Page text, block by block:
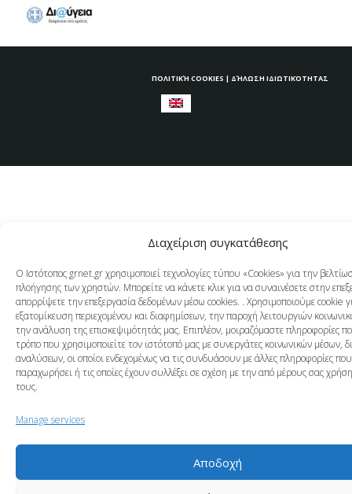
Διαχείριση συγκατάθεσης
Ο Ιστότοπος grnet.gr χρησιμοποιεί τεχνολογίες τύπου «Cookies» για την
πλοήγησης των χρηστών. Μπορείτε να κάνετε κλικ για να συναινέσετε στην
απορρίψετε την επεξεργασία δεδομένων μέσω cookies. . Χρησιμοποιούμε cookie
εξατομίκευση περιεχομένου και διαφημίσεων, την παροχή λειτουργιών
την ανάλυση της επισκεψιμότητάς μας. Επιπλέον, μοιραζόμαστε πληροφορίες
τρόπο που χρησιμοποιείτε τον ιστότοπό μας με συνεργάτες κοινωνικών μέσων,
αναλύσεων, οι οποίοι ενδεχομένως να τις συνδυάσουν με άλλες πληροφορίες
παραχωρήσει ή τις οποίες έχουν συλλέξει σε σχέση με την από μέρους σας
τους.
Manage services
Αποδοχή
ΠΟΛΙΤΙΚΉ COOKIES | ΔΉΛΩΣΗ ΙΔΙΩΤΙΚΌΤΗΤΑΣ